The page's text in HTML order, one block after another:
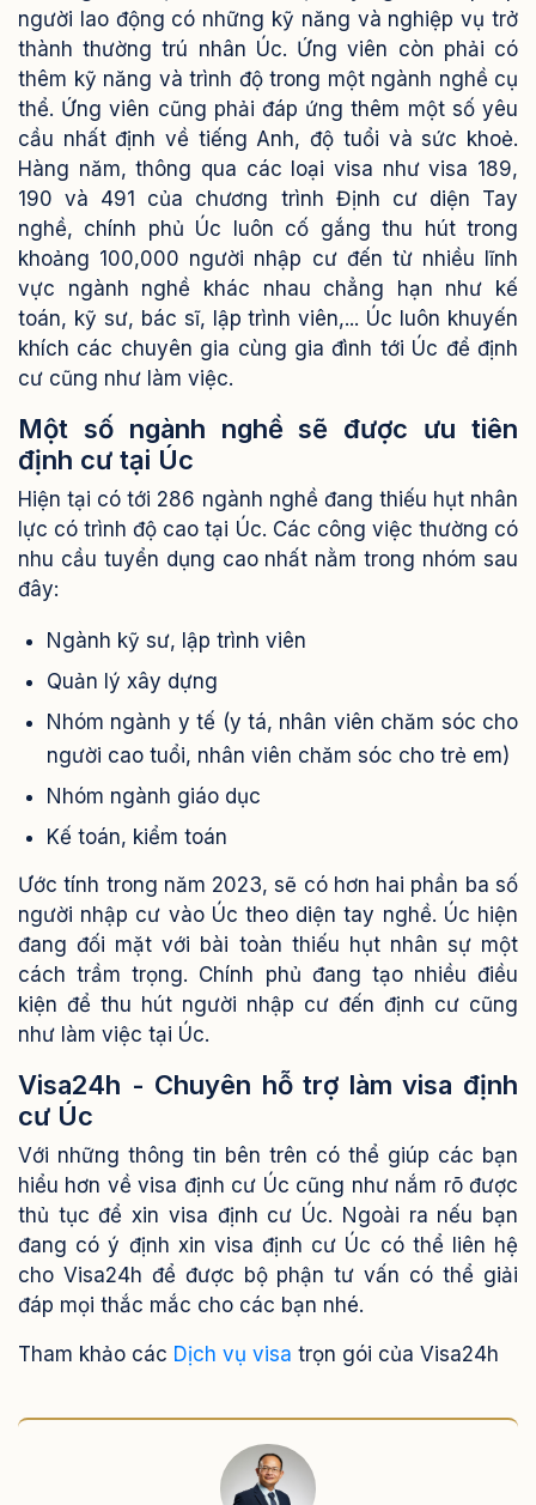
người lao động có những kỹ năng và nghiệp vụ trở
thành thường trú nhân Úc. Ứng viên còn phải có
thêm kỹ năng và trình độ trong một ngành nghề cụ
thể. Ứng viên cũng phải đáp ứng thêm một số yêu
cầu nhất định về tiếng Anh, độ tuổi và sức khoẻ.
Hàng năm, thông qua các loại visa như visa 189,
190 và 491 của chương trình Định cư diện Tay
nghề, chính phủ Úc luôn cố gắng thu hút trong
khoảng 100,000 người nhập cư đến từ nhiều lĩnh
vực ngành nghề khác nhau chẳng hạn như kế
toán, kỹ sư, bác sĩ, lập trình viên,... Úc luôn khuyến
khích các chuyên gia cùng gia đình tới Úc để định
cư cũng như làm việc.
Một số ngành nghề sẽ được ưu tiên
định cư tại Úc
Hiện tại có tới 286 ngành nghề đang thiếu hụt nhân
lực có trình độ cao tại Úc. Các công việc thường có
nhu cầu tuyển dụng cao nhất nằm trong nhóm sau
đây:
Ngành kỹ sư, lập trình viên
Quản lý xây dựng
Nhóm ngành y tế (y tá, nhân viên chăm sóc cho
người cao tuổi, nhân viên chăm sóc cho trẻ em)
Nhóm ngành giáo dục
Kế toán, kiểm toán
Ước tính trong năm 2023, sẽ có hơn hai phần ba số
người nhập cư vào Úc theo diện tay nghề. Úc hiện
đang đối mặt với bài toàn thiếu hụt nhân sự một
cách trầm trọng. Chính phủ đang tạo nhiều điều
kiện để thu hút người nhập cư đến định cư cũng
như làm việc tại Úc.
Visa24h - Chuyên hỗ trợ làm visa định
cư Úc
Với những thông tin bên trên có thể giúp các bạn
hiểu hơn về visa định cư Úc cũng như nắm rõ được
thủ tục để xin visa định cư Úc. Ngoài ra nếu bạn
đang có ý định xin visa định cư Úc có thể liên hệ
cho Visa24h để được bộ phận tư vấn có thể giải
đáp mọi thắc mắc cho các bạn nhé.
Tham khảo các Dịch vụ visa trọn gói của Visa24h